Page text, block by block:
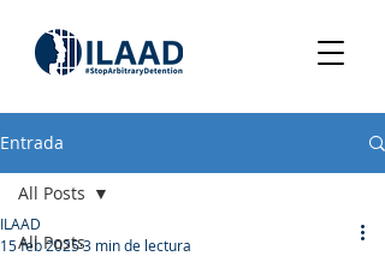
Entrada
All Posts
All Posts
ILAAD
15 feb 20253 min de lectura